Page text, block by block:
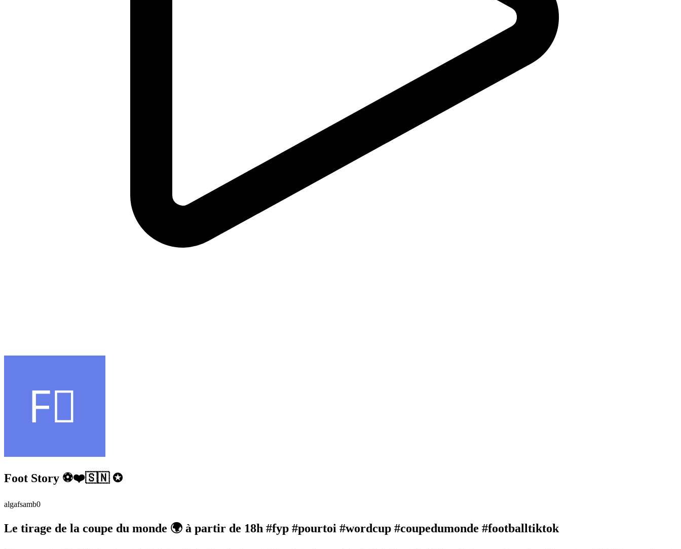
Foot Story ⚽️❤️🇸🇳 ✪
algafsamb0
Le tirage de la coupe du monde 🌍 à partir de 18h #fyp #pourtoi #wordcup #coupedumonde #footballtiktok